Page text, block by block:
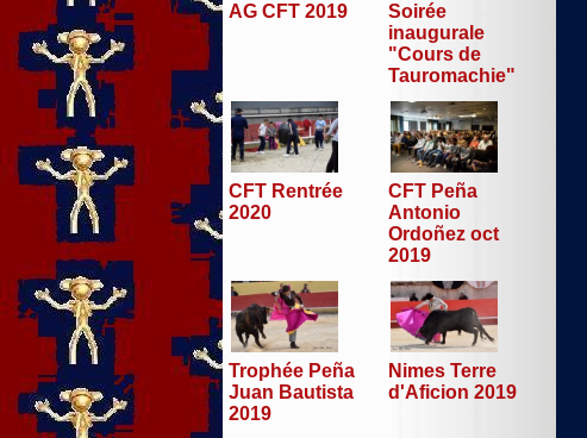
AG CFT 2019
Soirée
inaugurale
"Cours de
Tauromachie"
CFT Rentrée
2020
CFT Peña
Antonio
Ordoñez oct
2019
Trophée Peña
Juan Bautista
2019
Nimes Terre
d'Aficion 2019